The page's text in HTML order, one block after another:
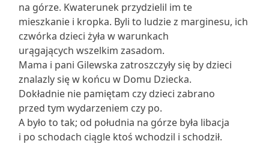
na górze. Kwaterunek przydzielil im te
mieszkanie i kropka. Byli to ludzie z marginesu, ich
czwórka dzieci żyła w warunkach
urągających wszelkim zasadom.
Mama i pani Gilewska zatroszczyły się by dzieci
znalazly się w końcu w Domu Dziecka.
Dokładnie nie pamiętam czy dzieci zabrano
przed tym wydarzeniem czy po.
A było to tak; od południa na górze była libacja
i po schodach ciągle ktoś wchodzil i schodził.